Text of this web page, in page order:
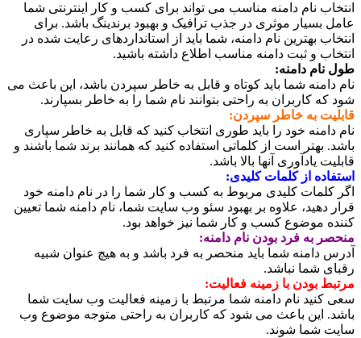
انتخاب نام دامنه مناسب می تواند برای کسب و کار اینترنتی شما
عامل بسیار موثری در جذب ترافیک و بهبود برندینگ باشد. برای
انتخاب بهترین نام دامنه، شما باید از استانداردهای رعایت شده در
انتخاب و ثبت دامنه مناسب اطلاع داشته باشید.
طول نام دامنه:
نام دامنه شما باید کوتاه و قابل به خاطر سپردن باشد، این باعث می
شود که کاربران به راحتی بتوانند نام شما را به خاطر بسپارند.
قابلیت به خاطر سپردن:
نام دامنه خود را باید طوری انتخاب کنید که قابل به خاطر سپاری
باشد. بهتر است از کلماتی استفاده کنید که همانند برند شما باشند و
قابلیت یادآوری آنها بالا باشد.
استفاده از کلمات کلیدی:
اگر کلمات کلیدی مربوط به کسب و کار شما را در نام دامنه خود
قرار دهید، علاوه بر بهبود سئو وب سایت شما، نام دامنه شما تعیین
کننده موضوع کسب و کار شما نیز خواهد بود.
منحصر به فرد بودن نام دامنه:
آدرس دامنه شما باید منحصر به فرد باشد و به هیچ عنوان شبیه
رقبای شما نباشد.
مرتبط بودن با زمینه فعالیت:
سعی کنید نام دامنه شما مرتبط با زمینه فعالیت وب سایت شما
باشد. این باعث می شود که کاربران به راحتی متوجه موضوع وب
سایت شما شوند.